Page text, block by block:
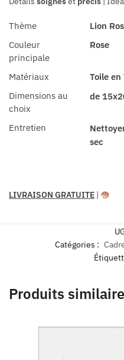
Thème
Lion
Couleur
principale
Rose
Matériaux
Toile
Dimensions au
choix
de
Entretien
sec
LIVRAISON GRATUITE |
Catégories :
Produits